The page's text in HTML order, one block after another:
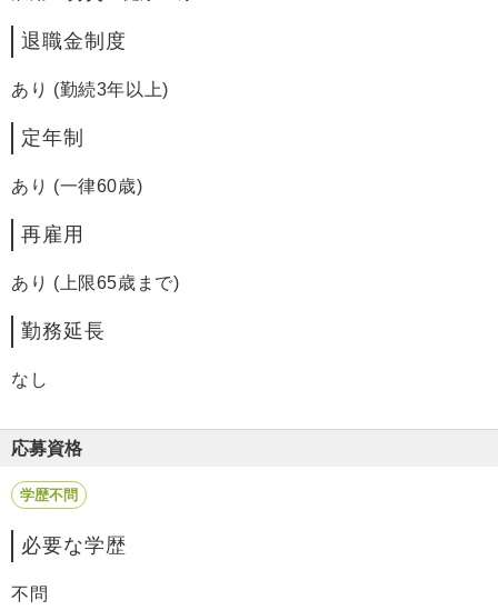
退職金制度
あり (勤続3年以上)
定年制
あり (一律60歳)
再雇用
あり (上限65歳まで)
勤務延長
なし
応募資格
学歴不問
必要な学歴
不問